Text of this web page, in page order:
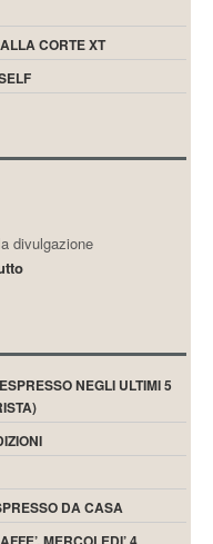
CORTE XT
divulgazione
NEGLI ULTIMI 5
DA CASA